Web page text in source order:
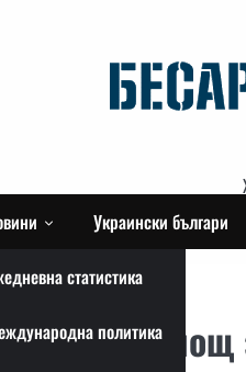
статистика
политика
Украински българи